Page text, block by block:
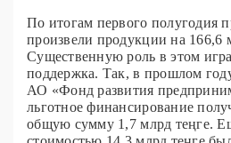
По итогам первого полугодия
произвели продукции на 166,6
Существенную роль в этом
поддержка. Так, в прошлом
АО «Фонд развития
льготное финансирование
общую сумму 1,7 млрд теңге.